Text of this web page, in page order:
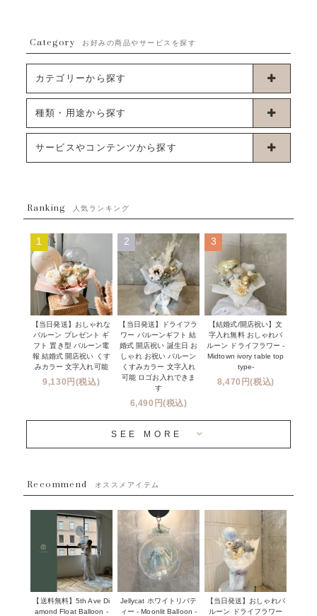
Category お好みの商品やサービスを探す
カテゴリーから探す
卓上タイプバルーン
ブーケタイプバルーン
ムーンリットバルーン
コンフェッティバルーン
フリンジバルーン
デコレーションセット
プロップスバルーン
オプション
成人式・卒業式・入学式バルーンブーケ
種類・用途から探す
お誕生日
開店・周年祝い
発表会・劇場
その他お祝い
クリスマス
新商品
~３０００円
~５５００円
１１０００円以上
NEW YORK MIND - ニューヨークスタイルバルーン
※コンフェッティバルーン -プリント内容-
サービスやコンテンツから探す
発送について
Q&A
メッセージカード・電報について
オーダーメイドについて
セミオーダーについて
フリンジバルーンについて
コンフェッティバルーンについて
ハワイウェディングサービス
企業・法人様
ウェディングコンフェッティバルーン特集
実店舗について -大阪 堀江店・名古屋 星ヶ丘店・滋賀 配送
センター店・沖縄 嘉手納基地店-
プリントサービス
Ranking 人気ランキング
1
【当日発送】おしゃれな
バルーン プレゼント ギ
フト 置き型 バルーン電
報 結婚式 開店祝い くす
みカラー 文字入れ可能
9,130円(税込)
2
【当日発送】ドライフラ
ワー バルーンギフト 結
婚式 開店祝い 誕生日 お
しゃれ お祝い バルーン
くすみカラー 文字入れ
可能 ロゴお入れできま
す
6,490円(税込)
3
【結婚式/開店祝い】文
字入れ無料 おしゃれバ
ルーン ドライフラワー -
Midtown ivory table top
type-
8,470円(税込)
SEE MORE
Recommend オススメアイテム
【送料無料】5th Ave Di
amond Float Balloon -
Jellycat ホワイトリバテ
ィー - Moonlit Balloon -
【当日発送】おしゃれバ
ルーン ドライフラワー